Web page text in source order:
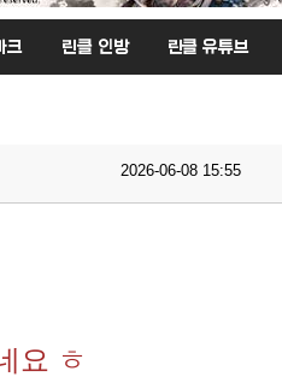
크 린클 인방 린클 유튜브
2026-06-08 15:55
요 ㅎ